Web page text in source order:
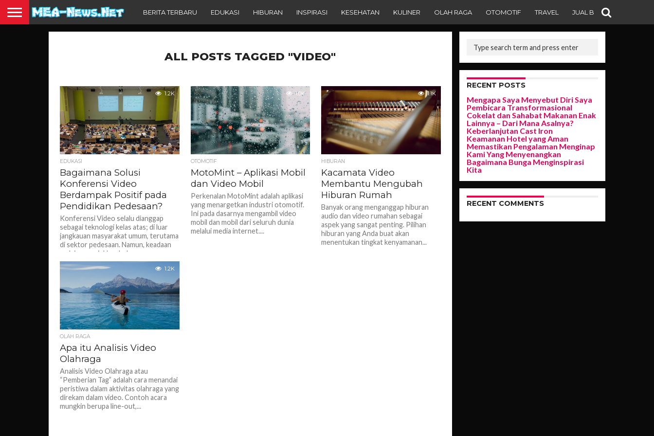
BERITA TERBARU EDUKASI HIBURAN INSPIRASI KESEHATAN KULINER OLAH RAGA OTOMOTIF TRAVEL JUAL BELI
ALL POSTS TAGGED "VIDEO"
1.2K
EDUKASI
Bagaimana Solusi
Konferensi Video
Berdampak Positif pada
Pendidikan Pedesaan?
Konferensi Video selalu dianggap
sebagai teknologi kelas atas; di luar
jangkauan masyarakat umum, terutama
di sektor pedesaan. Namun, keadaan
mulai menunjukkan beberapa...
1.0K
OTOMOTIF
MotoMint – Aplikasi Mobil
dan Video Mobil
Perkenalan MotoMint adalah aplikasi
yang menargetkan industri otomotif.
Ini pada dasarnya mengambil video
mobil dan mobil dari seluruh dunia
melalui media internet....
1.1K
HIBURAN
Kacamata Video
Membantu Mengubah
Hiburan Rumah
Banyak orang menganggap hiburan
audio dan video rumahan sebagai
aspek yang sangat penting. Pilihan
hiburan yang Anda buat akan
menentukan tingkat kenyamanan...
1.2K
OLAH RAGA
Apa itu Analisis Video
Olahraga
Analisis Video Olahraga atau
“Pemberian Tag” adalah cara menandai
peristiwa dalam aktivitas olahraga yang
direkam dalam video. Contoh acara
mungkin berupa line-out,...
RECENT POSTS
Mengapa Saya Menyebut Diri Saya
Pembicara Transformasional
Cokelat dan Sahabat Makanan Enak
Lainnya – Dari Mana Asalnya?
Keberlanjutan Cast Iron
Keamanan Hotel yang Aman
Memastikan Pengalaman Menginap
Kami Yang Menyenangkan
Bagaimana Bunga Menginspirasi
Kita
RECENT COMMENTS